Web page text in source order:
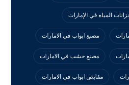
المياه في الإمارات
مصنع ابواب في الامارات
مصنع خشب في الامارات
مقابض ابواب في الامارات